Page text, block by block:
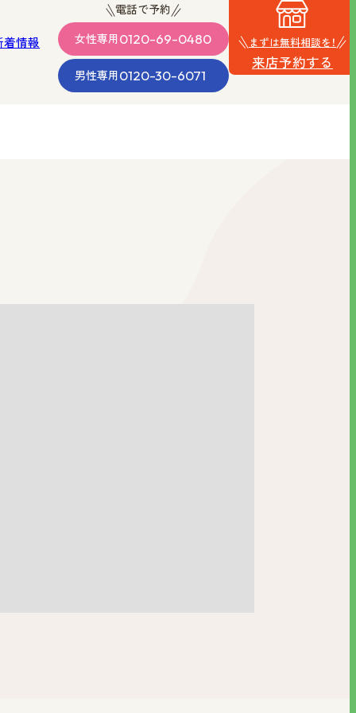
着情報
電話で予約
女性専用0120-69-0480
男性専用0120-30-6071
まずは無料相談を！
来店予約する